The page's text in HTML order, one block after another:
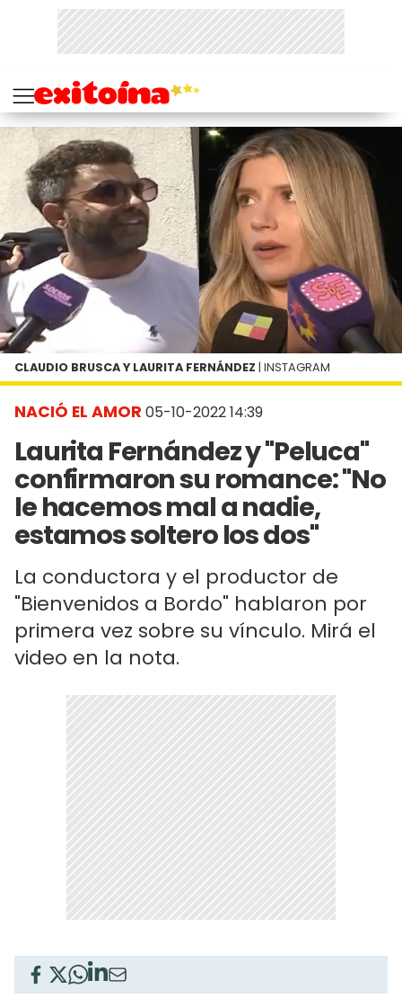
NACIÓ EL AMOR 05-10-2022 14:39
Laurita Fernández y "Peluca"
confirmaron su romance: "No
le hacemos mal a nadie,
estamos soltero los dos"
La conductora y el productor de
"Bienvenidos a Bordo" hablaron por
primera vez sobre su vínculo. Mirá el
video en la nota.
CLAUDIO BRUSCA Y LAURITA FERNÁNDEZ | INSTAGRAM